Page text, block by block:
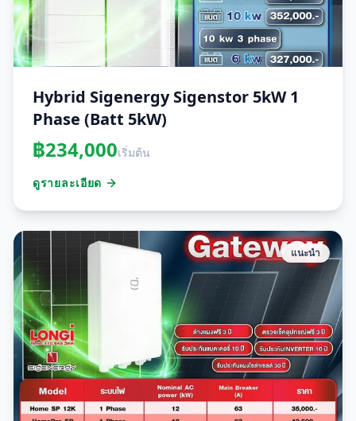
Hybrid Sigenergy Sigenstor 5kW 1
Phase (Batt 5kW)
฿234,000เริ่มต้น
ดูรายละเอียด
แนะนำ